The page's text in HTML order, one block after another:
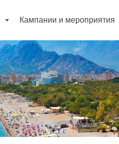
Кампании и мероприятия